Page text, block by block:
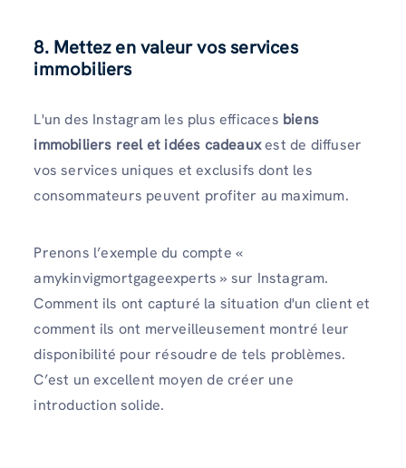
8. Mettez en valeur vos services
immobiliers
L'un des Instagram les plus efficaces biens
immobiliers reel et idées cadeauxest de diffuser
vos services uniques et exclusifs dont les
consommateurs peuvent profiter au maximum.
Prenons l’exemple du compte «
amykinvigmortgageexperts » sur Instagram.
Comment ils ont capturé la situation d'un client et
comment ils ont merveilleusement montré leur
disponibilité pour résoudre de tels problèmes.
C’est un excellent moyen de créer une
introduction solide.